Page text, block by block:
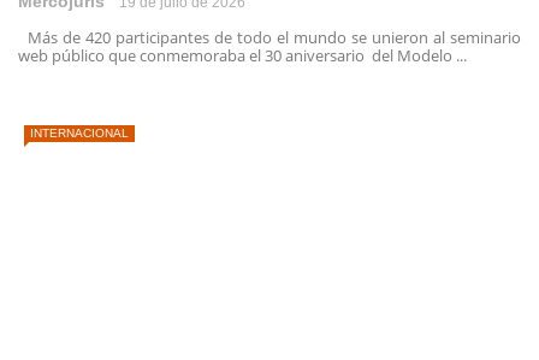
Más de 420 participantes de todo el mundo se unieron al seminario
web público que conmemoraba el 30 aniversario del Modelo ...
INTERNACIONAL